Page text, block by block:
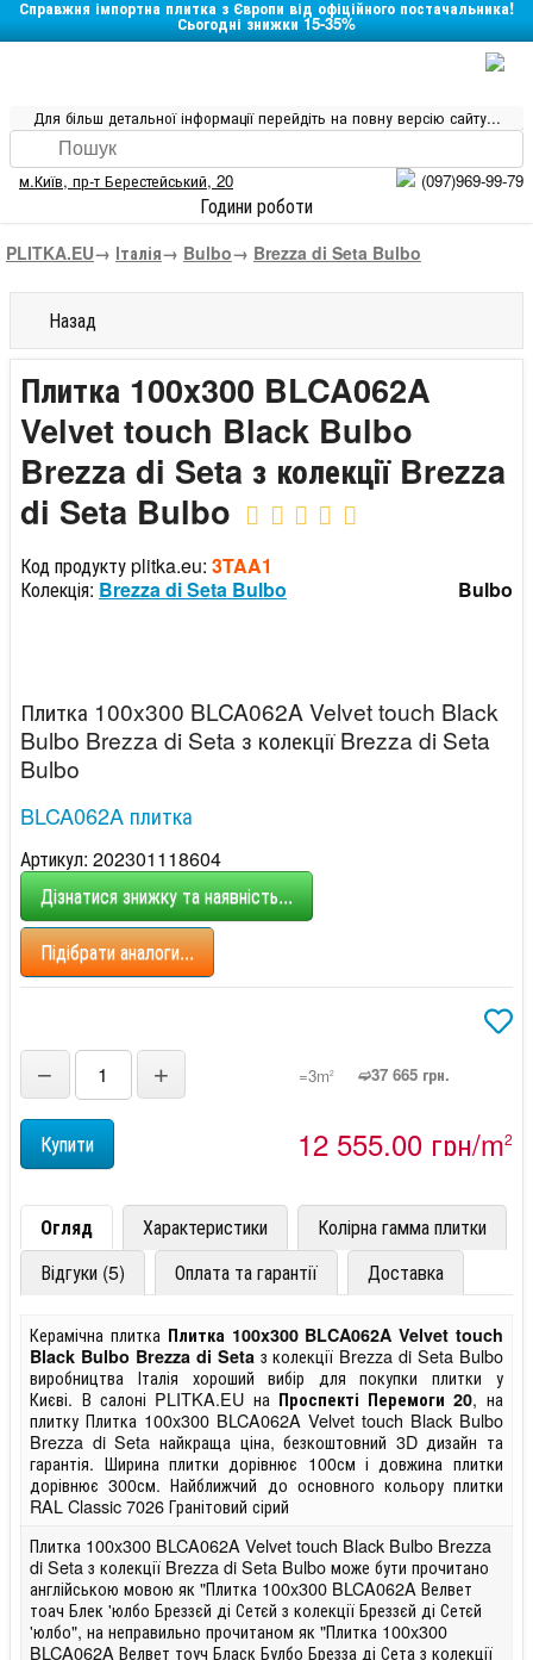
Справжня імпортна плитка з Європи від офіційного постачальника!
Сьогодні знижки 15-35%
Для більш детальної інформації перейдіть на повну версію сайту...
м.Київ, пр-т Берестейський, 20 (097)969-99-79
Години роботи
PLITKA.EU→ Італія→ Bulbo→ Brezza di Seta Bulbo
Назад
Плитка 100x300 BLCA062A
Velvet touch Black Bulbo
Brezza di Seta з колекції Brezza
di Seta Bulbo
Код продукту plitka.eu: 3TAA1
Колекція: Brezza di Seta Bulbo Bulbo
Плитка 100x300 BLCA062A Velvet touch Black
Bulbo Brezza di Seta з колекції Brezza di Seta
Bulbo
BLCA062A плитка
Артикул: 202301118604
Дізнатися знижку та наявність...
Підібрати аналоги...
− + =3m2 ➫37 665 грн.
12 555,00 грн/m2
Огляд Характеристики
Колірна гамма плитки
Відгуки (5)
Оплата та гарантії Доставка
Керамічна плитка Плитка 100x300 BLCA062A Velvet touch
Black Bulbo Brezza di Seta з колекції Brezza di Seta Bulbo
виробництва Італія хороший вибір для покупки плитки у
Києві. В салоні PLITKA.EU на Проспекті Перемоги 20, на
плитку Плитка 100x300 BLCA062A Velvet touch Black Bulbo
Brezza di Seta найкраща ціна, безкоштовний 3D дизайн та
гарантія. Ширина плитки дорівнює 100см і довжина плитки
дорівнює 300см. Найближчий до основного кольору плитки
RAL Classic 7026 Гранітовий сірий
Плитка 100x300 BLCA062A Velvet touch Black Bulbo Brezza
di Seta з колекції Brezza di Seta Bulbo може бути прочитано
англійською мовою як "Плитка 100x300 BLCA062A Велвет
тоач Блек 'юлбо Бреззєй ді Сетєй з колекції Бреззєй ді Сетєй
'юлбо", на неправильно прочитаном як "Плитка 100x300
BLCA062A Велвет тоуч Бласк Булбо Брезза ді Сета з колекції